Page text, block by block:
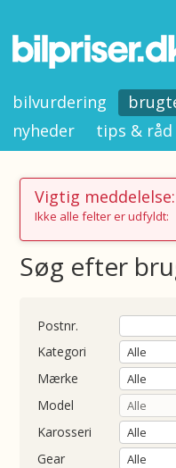
bilvurdering
nyheder
tips & råd
Vigtig meddelelse:
Ikke alle felter er udfyldt:
Søg efter
Kategori
Mærke
Model
Karosseri
Gear